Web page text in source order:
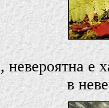
невероятна е
в